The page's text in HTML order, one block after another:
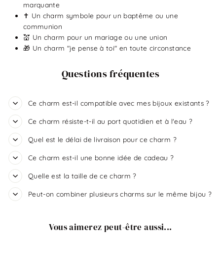
marquante
✝️ Un charm symbole pour un baptême ou une
communion
💒 Un charm pour un mariage ou une union
🎁 Un charm "je pense à toi" en toute circonstance
Questions fréquentes
Ce charm est-il compatible avec mes bijoux existants ?
Ce charm résiste-t-il au port quotidien et à l'eau ?
Quel est le délai de livraison pour ce charm ?
Ce charm est-il une bonne idée de cadeau ?
Quelle est la taille de ce charm ?
Peut-on combiner plusieurs charms sur le même bijou ?
Vous aimerez peut-être aussi...